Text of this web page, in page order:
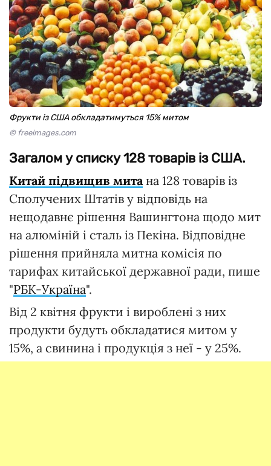
Фрукти із США обкладатимуться 15% митом
© freeimages.com
Загалом у списку 128 товарів із США.
Китай підвищив митана 128 товарів із
Сполучених Штатів у відповідь на
нещодавнє рішення Вашингтона щодо мит
на алюміній і сталь із Пекіна. Відповідне
рішення прийняла митна комісія по
тарифах китайської державної ради, пише
"РБК-Україна".
Від 2 квітня фрукти і вироблені з них
продукти будуть обкладатися митом у
15%, а свинина і продукція з неї - у 25%.